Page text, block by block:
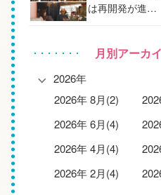
は再開発が進…
月別アーカ
2026年
2026年 8月(2)
2026年 6月(4)
2026年 4月(4)
2026年 2月(4)